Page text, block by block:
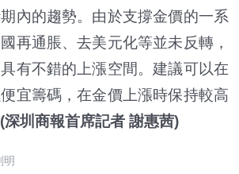
內的趨勢。由於支撐金價的一系
再通脹、去美元化等並未反轉，
有不錯的上漲空間。建議可以在
宜籌碼，在金價上漲時保持較高
(深圳商報首席記者 謝惠茜)
明